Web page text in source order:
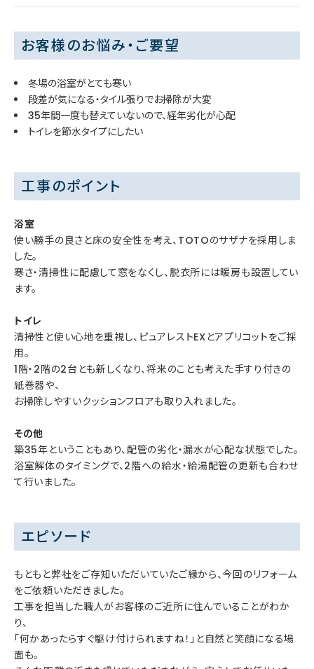
お客様のお悩み・ご要望
冬場の浴室がとても寒い
段差が気になる・タイル張りでお掃除が大変
35年間一度も替えていないので、経年劣化が心配
トイレを節水タイプにしたい
工事のポイント
浴室
使い勝手の良さと床の安全性を考え、TOTOのサザナを採用しま
した。
寒さ・清掃性に配慮して窓をなくし、脱衣所には暖房も設置してい
ます。
トイレ
清掃性と使い心地を重視し、ピュアレストEXとアプリコットをご採
用。
1階・2階の2台とも新しくなり、将来のことも考えた手すり付きの
紙巻器や、
お掃除しやすいクッションフロアも取り入れました。
その他
築35年ということもあり、配管の劣化・漏水が心配な状態でした。
浴室解体のタイミングで、2階への給水・給湯配管の更新も合わせ
て行いました。
エピソード
もともと弊社をご存知いただいていたご縁から、今回のリフォーム
をご依頼いただきました。
工事を担当した職人がお客様のご近所に住んでいることがわか
り、
「何かあったらすぐ駆け付けられますね！」と自然と笑顔になる場
面も。